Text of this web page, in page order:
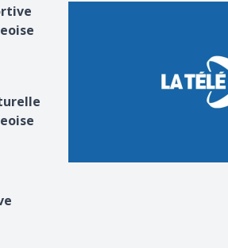
en 2018
en 2018